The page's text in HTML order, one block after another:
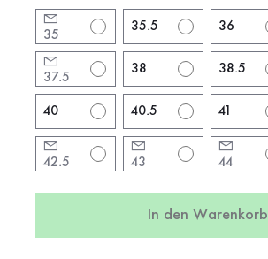
35
35.5 36
37.5
38 38.5
40 40.5 41
42.5 43 44
In den Warenkorb
Marke: Gabor
Absatzform: Blockabsatz
Absatzhöhe: 4 cm
Farbe: beige
Schuhspitze: rund
Verschluss:Klettverschluss
Artikel:82.902.84
Europa